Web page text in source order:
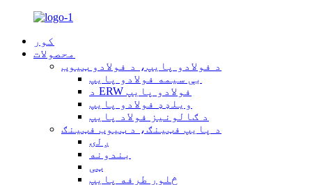
کور
محصولات
د فولادو پایپ، د فولادو ټیوب
بې سیمه فولادو پایپ
د ERW فولادو پایپ
ویلډډ فولادو پایپ
د ګالونیز فولاد پایپ
د پایپ فټینګ، د ټیوب فټینګ
ږلۍ
بندونه
ټی
څلور طرفه پایپ